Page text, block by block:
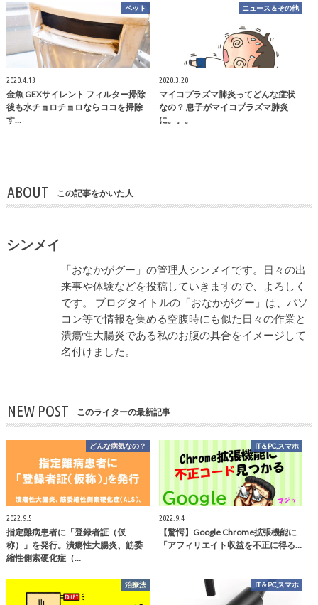
ペット
2020.4.13
金魚 GEXサイレント フィルター掃除
後も水チョロチョロならココを掃除
す…
ニュース＆その他
2020.3.20
マイコプラズマ肺炎ってどんな症状
なの？ 息子がマイコプラズマ肺炎
に。。。
ABOUT この記事をかいた人
シンメイ
「おなかがグー」の管理人シンメイです。日々の出
来事や体験などを投稿していきますので、よろしく
です。 ブログタイトルの「おなかがグー」は、パソ
コン等で情報を集める空腹時にも似た日々の作業と
潰瘍性大腸炎である私のお腹の具合をイメージして
名付けました。
NEW POST このライターの最新記事
どんな病気なの？
2022.9.5
指定難病患者に「登録者証（仮
称）」を発行。潰瘍性大腸炎、筋委
縮性側索硬化症（…
IT＆PC,スマホ
2022.9.4
【驚愕】Google Chrome拡張機能に
「アフィリエイト収益を不正に得る…
治療法 IT＆PC,スマホ